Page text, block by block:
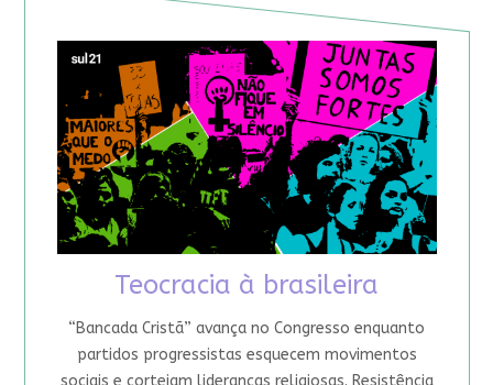
Teocracia à brasileira
“Bancada Cristã” avança no Congresso enquanto
partidos progressistas esquecem movimentos
sociais e cortejam lideranças religiosas. Resistência